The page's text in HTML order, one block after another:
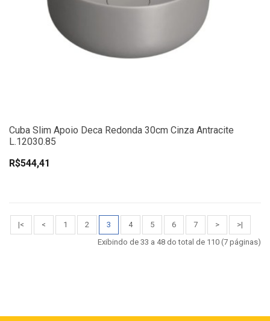
Cuba Slim Apoio Deca Redonda 30cm Cinza Antracite
L.12030.85
R$544,41
|< < 1 2 3 4 5 6 7 >
>|
Exibindo de 33 a 48 do total de 110 (7 páginas)